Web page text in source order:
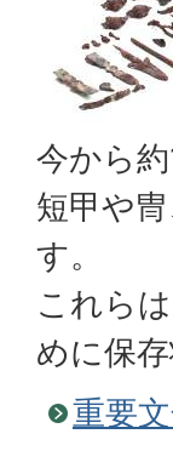
今から
短甲や
す。
これら
めに保
重要